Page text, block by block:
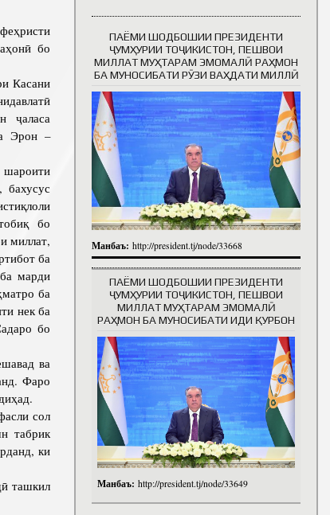
Таърихи роҳбарон
бо
Касани
ҷаласа
Эрон –
бо
миллат,
ба
марди
ба
нек ба
бо
ва
Фаро
сол
табрик
ки
ташкил
ПАЁМИ ШОДБОШИИ ПРЕЗИДЕНТИ
ҶУМҲУРИИ ТОҶИКИСТОН, ПЕШВОИ
МИЛЛАТ МУҲТАРАМ ЭМОМАЛӢ РАҲМОН
БА МУНОСИБАТИ РӮЗИ ВАҲДАТИ МИЛЛӢ
Манбаъ: http://president.tj/node/33668
ПАЁМИ ШОДБОШИИ ПРЕЗИДЕНТИ
ҶУМҲУРИИ ТОҶИКИСТОН, ПЕШВОИ
МИЛЛАТ МУҲТАРАМ ЭМОМАЛӢ
РАҲМОН БА МУНОСИБАТИ ИДИ ҚУРБОН
Манбаъ: http://president.tj/node/33649